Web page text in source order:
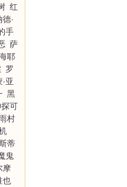
红
德·
手
萨
耶
罗
亚
黑
可
村
蒂
鬼
摩
也